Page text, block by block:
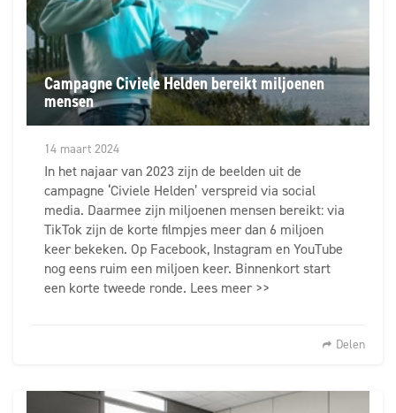
Campagne Civiele Helden bereikt miljoenen
mensen
14 maart 2024
In het najaar van 2023 zijn de beelden uit de
campagne ‘Civiele Helden’ verspreid via social
media. Daarmee zijn miljoenen mensen bereikt: via
TikTok zijn de korte filmpjes meer dan 6 miljoen
keer bekeken. Op Facebook, Instagram en YouTube
nog eens ruim een miljoen keer. Binnenkort start
een korte tweede ronde. Lees meer >>
Delen